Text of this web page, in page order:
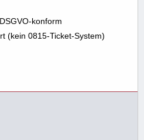
konform
(kein 0815-Ticket-System)